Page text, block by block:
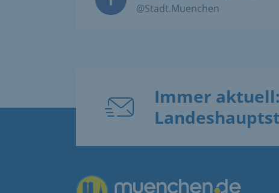
@Stadt.Muenchen
Immer